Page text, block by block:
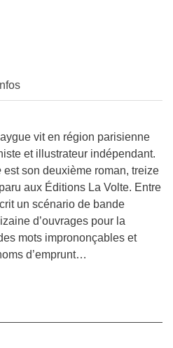
Infos
vit en région parisienne
et illustrateur indépendant.
est son deuxième roman, treize
aux Éditions La Volte. Entre
un scénario de bande
d’ouvrages pour la
mots imprononçables et
d’emprunt…